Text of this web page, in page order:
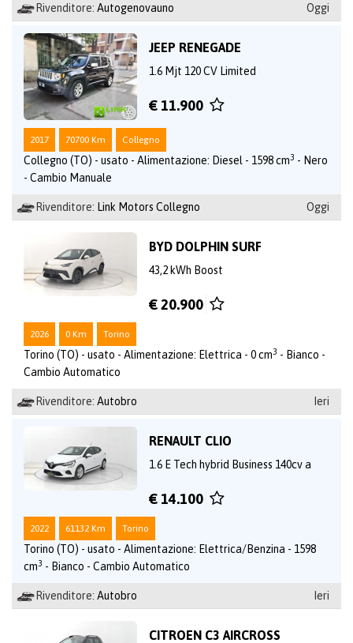
Rivenditore: Autogenovauno Oggi
JEEP RENEGADE
1.6 Mjt 120 CV Limited
€ 11.900
2017 70700 Km Collegno
Collegno (TO) - usato - Alimentazione: Diesel - 1598 cm3 - Nero
- Cambio Manuale
Rivenditore: Link Motors Collegno Oggi
BYD DOLPHIN SURF
43,2 kWh Boost
€ 20.900
2026 0 Km Torino
Torino (TO) - usato - Alimentazione: Elettrica - 0 cm3 - Bianco -
Cambio Automatico
Rivenditore: Autobro Ieri
RENAULT CLIO
1.6 E Tech hybrid Business 140cv a
€ 14.100
2022 61132 Km Torino
Torino (TO) - usato - Alimentazione: Elettrica/Benzina - 1598
cm3 - Bianco - Cambio Automatico
Rivenditore: Autobro Ieri
CITROEN C3 AIRCROSS